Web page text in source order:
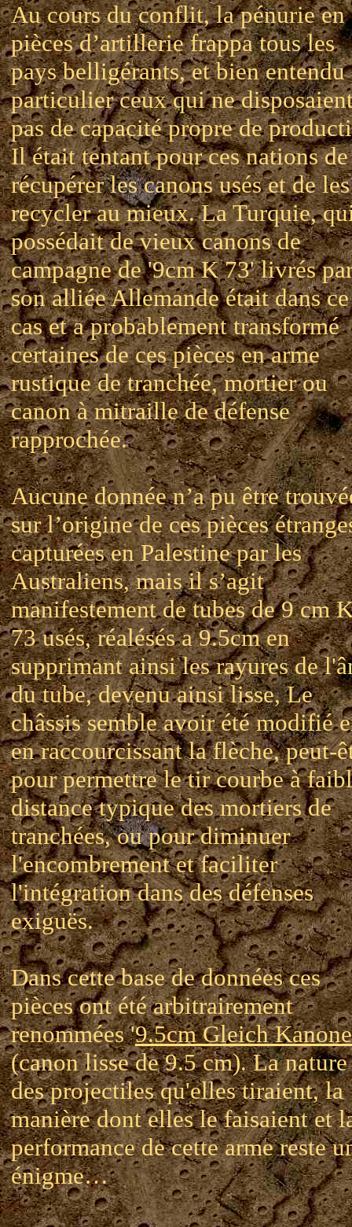
Au cours du conflit, la pénurie en
pièces d’artillerie frappa tous les
pays belligérants, et bien entendu
particulier ceux qui ne
pas de capacité propre de
Il était tentant pour ces nations de
récupérer les canons usés et de les
recycler au mieux. La Turquie,
possédait de vieux canons de
campagne de '9cm K 73' livrés
son alliée Allemande était dans ce
cas et a probablement transformé
certaines de ces pièces en arme
rustique de tranchée, mortier ou
canon à mitraille de défense
rapprochée.
Aucune donnée n’a pu être
sur l’origine de ces pièces
capturées en Palestine par les
Australiens, mais il s’agit
manifestement de tubes de 9 cm
73 usés, réalésés a 9.5cm en
supprimant ainsi les rayures de
du tube, devenu ainsi lisse, Le
châssis semble avoir été modifié
en raccourcissant la flèche, peut-
pour permettre le tir courbe à
distance typique des mortiers de
tranchées, ou pour diminuer
l'encombrement et faciliter
l'intégration dans des défenses
exiguës.
Dans cette base de données ces
pièces ont été arbitrairement
renommées '9.5cm Gleich Kanone
(canon lisse de 9.5 cm). La nature
des projectiles qu'elles tiraient, la
manière dont elles le faisaient et
performance de cette arme reste
énigme…